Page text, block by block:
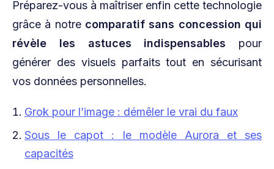
Préparez-vous à maîtriser enfin cette technologie
grâce à notre comparatif sans concession qui
révèle les astuces indispensables pour
générer des visuels parfaits tout en sécurisant
vos données personnelles.
Grok pour l’image : démêler le vrai du faux
Sous le capot : le modèle Aurora et ses
capacités